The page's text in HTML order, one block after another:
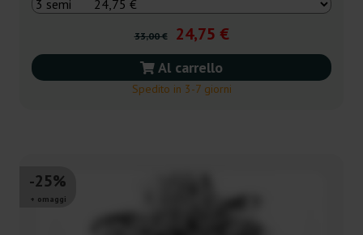
33,00 € 24,75 €
Al carrello
Spedito in 3-7 giorni
-25%
+ omaggi